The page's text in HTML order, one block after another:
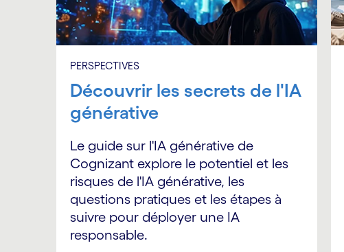
PERSPECTIVES
Découvrir les secrets de l'IA
générative
Le guide sur l'IA générative de
Cognizant explore le potentiel et les
risques de l'IA générative, les
questions pratiques et les étapes à
suivre pour déployer une IA
responsable.